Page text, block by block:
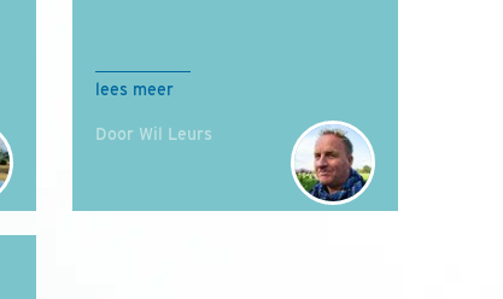
lees meer
Door Wil Leurs